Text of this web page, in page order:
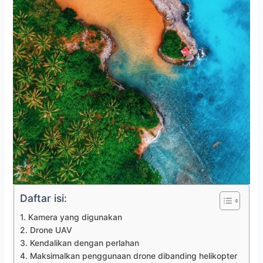
Daftar isi:
1. Kamera yang digunakan
2. Drone UAV
3. Kendalikan dengan perlahan
4. Maksimalkan penggunaan drone dibanding helikopter